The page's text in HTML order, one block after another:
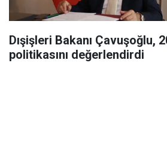
Dışişleri Bakanı Çavuşoğlu,
politikasını değerlendirdi